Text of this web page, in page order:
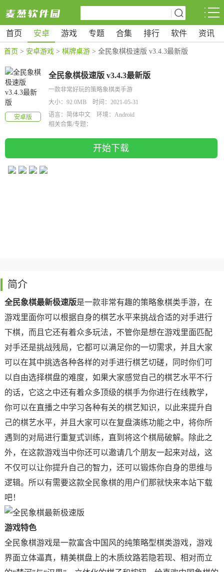
首页 安卓 游戏 专题 合集 排行 软件 资讯
首页 > 安卓游戏 > 棋牌桌游 > 全民象棋极速版 v3.4.3最新版
安卓版
全民象棋极速版 v3.4.3最新版
一款非常好玩的策略象棋类手游
大小：92.0MB 时间：2021-05-31
语言：简体中文 环境：Android
相关合集/专题：
开始下载
简介
全民象棋最新极速版是一款非常有趣的策略象棋类手游，在
游戏里面你可以根据自身的棋艺水平来挑战合适的对手进行
下棋，而且它还有着众多玩法，不管你是想在游戏里面匹配
对手还是挑战残局，它都可以满足你的一切需求，并且大家
可以在其中挑选各种各样的对手进行棋艺切磋，同时你们可
以自由选择棋盘的难度，如果大家感觉自己的棋艺水平不行
的话，它这之中还有着众多顶级的棋手为你进行在线教学，
你可以在直播之中学习各种有关的棋艺知识，以此来提升自
己的棋艺水平，并且大家可以在复盘演练功能之中，将你所
遇到的对局进行重复式训练，直到将这个棋局破解。除此之
外，在这款游戏当中你还可以邀请几个朋友一起来对战，这
不仅可以让你提升自己的智力，还可以锻炼你自身的思维与
逻辑。所以有需要这款全民象棋的用户们那就快来本站下载
吧！
游戏特色
全民象棋游戏是一款富含中国风的纯策略型棋类游戏，游戏
界面立体逼真，精美棋盘上的木质纹路若隐若现、相对而立